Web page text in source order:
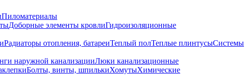
Пиломатериалы
Доборные элементы кровлиГидроизоляционные
Радиаторы отопления, батареиТеплый полТеплые плинтусыСистемы
наружной канализацииЛюки канализационные
Болты, винты, шпилькиХомутыХимические